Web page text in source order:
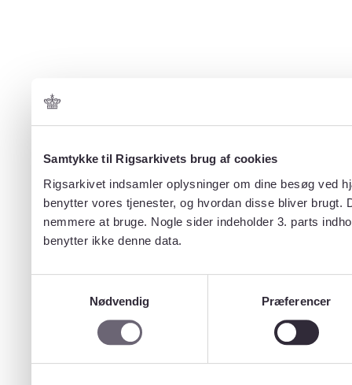
Samtykke til Rigsarkivets brug af cookies
Rigsarkivet indsamler oplysninger om dine besøg ved
benytter vores tjenester, og hvordan disse bliver
nemmere at bruge. Nogle sider indeholder 3. parts
benytter ikke denne data.
Nødvendig
Præferencer